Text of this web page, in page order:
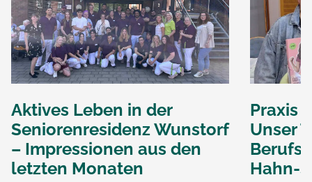
Aktives Leben in der
Seniorenresidenz Wunstorf
– Impressionen aus den
letzten Monaten
Praxis
Unser
Hahn-